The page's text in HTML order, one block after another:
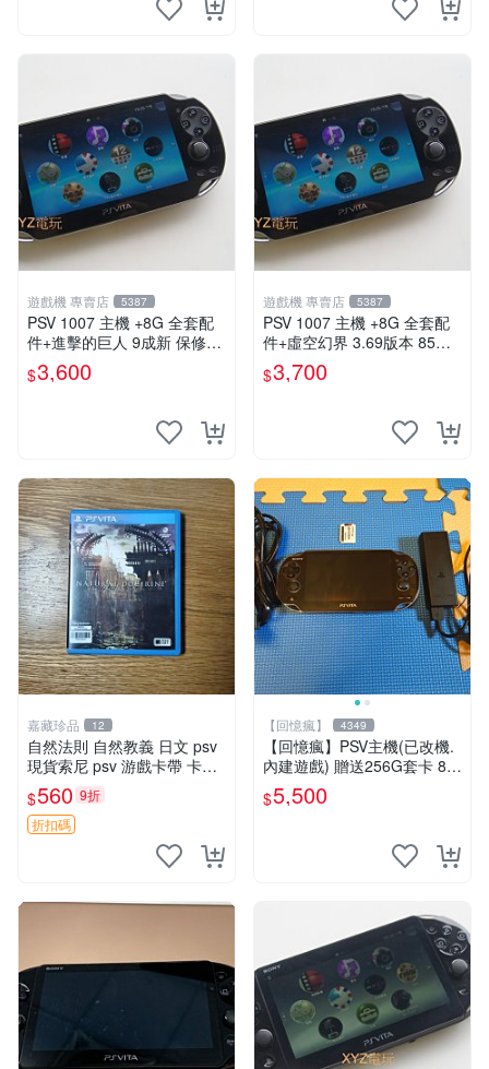
遊戲機 專賣店 5387
PSV 1007 主機 +8G 全套配
件+進擊的巨人 9成新 保修一
年 品質有保障
$3,600
遊戲機 專賣店 5387
PSV 1007 主機 +8G 全套配
件+虛空幻界 3.69版本 85成
新 PS Vita1007 一年保修
$3,700
嘉藏珍品 12
自然法則 自然教義 日文 psv
現貨索尼 psv 游戲卡帶 卡盒
無損 版本外版 功能正常讀卡
關于質量：為避免糾紛，鑒寶
專家，收藏家和較真黨自行繞
$560 9折
折扣碼
【回憶瘋】 4349
【回憶瘋】PSV主機(已改機.
內建遊戲) 贈送256G套卡 8成
新 遊戲機 PSVITA
$5,500